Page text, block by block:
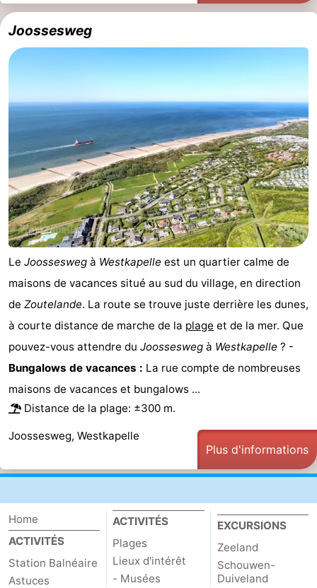
Joossesweg
Le Joossesweg à Westkapelle est un quartier calme de
maisons de vacances situé au sud du village, en direction
de Zoutelande. La route se trouve juste derrière les dunes,
à courte distance de marche de la plage et de la mer. Que
pouvez-vous attendre du Joossesweg à Westkapelle ? -
Bungalows de vacances : La rue compte de nombreuses
maisons de vacances et bungalows ...
Distance de la plage: ±300 m.
Joossesweg, Westkapelle
Plus d'informations
Home
ACTIVITÉS
Station Balnéaire
Astuces
ACTIVITÉS
Plages
Lieux d'intérêt
- Musées
EXCURSIONS
Zeeland
Schouwen-
Duiveland